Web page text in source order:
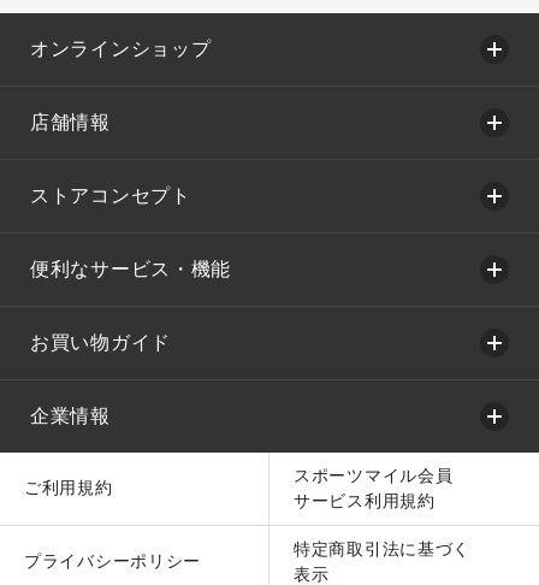
オンラインショップ
店舗情報
ストアコンセプト
便利なサービス・機能
お買い物ガイド
企業情報
ご利用規約
スポーツマイル会員
サービス利用規約
プライバシーポリシー
特定商取引法に基づく
表示